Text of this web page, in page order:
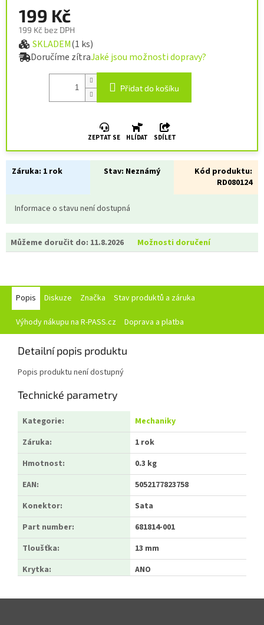
199 Kč
199 Kč bez DPH
Měrná cena:
SKLADEM(1 ks)
Doručíme zítraJaké jsou možnosti dopravy?
Přidat do košíku
ZEPTAT SE HLÍDAT SDÍLET
Záruka: 1 rok Stav: Neznámý
Kód produktu:
RD080124
Informace o stavu není dostupná
Můžeme doručit do: 11.8.2026 Možnosti doručení
Popis Diskuze Značka Stav produktů a záruka
Výhody nákupu na R-PASS.cz Doprava a platba
Detailní popis produktu
Popis produktu není dostupný
Technické parametry
Kategorie:
Mechaniky
Záruka:
1 rok
Hmotnost:
0.3 kg
EAN:
5052177823758
Konektor:
Sata
Part number:
681814-001
Tloušťka:
13 mm
Krytka: ANO